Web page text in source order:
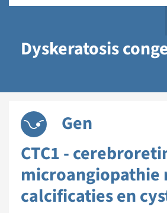
Dyskeratosis
Gen
CTC1 -
microangiopathie
calcificaties en